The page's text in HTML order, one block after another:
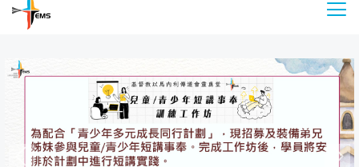
切
選
單
督
以
利